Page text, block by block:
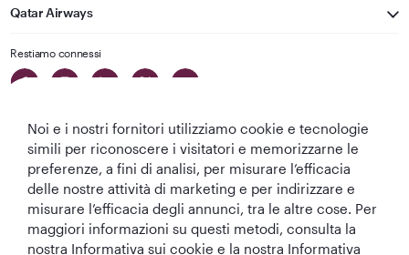
Qatar Airways
Restiamo connessi
Migliore
Compagnia aerea
del Medio
Migliore
Compagnia
Aerea del Mondo
Migliore Business
Class del Mondo
Migliore Lounge
di Business Class
del Mondo
Noi e i nostri fornitori utilizziamo cookie e tecnologie
simili per riconoscere i visitatori e memorizzarne le
preferenze, a fini di analisi, per misurare l’efficacia
delle nostre attività di marketing e per indirizzare e
misurare l’efficacia degli annunci, tra le altre cose. Per
maggiori informazioni su questi metodi, consulta la
nostra Informativa sui cookie e la nostra Informativa